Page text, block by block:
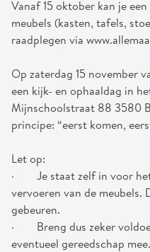
Vanaf 15 oktober kan je
meubels (kasten, tafels,
raadplegen via
Op zaterdag 15 november
een kijk- en ophaaldag in
Mijnschoolstraat 88 3580
principe: “eerst komen,
Let op:
· Je staat zelf in voor het
vervoeren van de
gebeuren.
· Breng dus zeker
eventueel gereedschap mee.